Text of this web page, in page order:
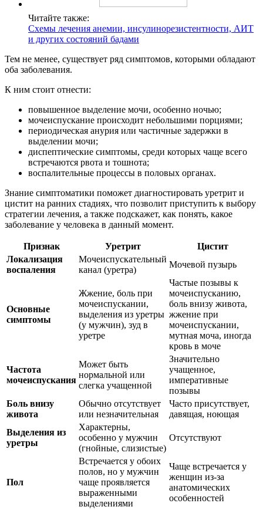
Читайте также:
Схемы лечения анемии, инсулинорезистентности, АИТ
и других состояний бадами
Тем не менее, существует ряд симптомов, которыми обладают
оба заболевания.
К ним стоит отнести:
повышенное выделение мочи, особенно ночью;
мочеиспускание происходит небольшими порциями;
периодическая анурия или частичные задержки в
выделении мочи;
диспептические симптомы, среди которых чаще всего
встречаются рвота и тошнота;
воспалительные процессы в половых органах.
Знание симптоматики поможет диагностировать уретрит и
цистит на ранних стадиях, что позволит приступить к выбору
стратегии лечения, а также подскажет, как понять, какое
заболевание у человека в данный момент.
Признак Уретрит
Цистит
Локализация
воспаления
Мочеиспускательный
канал (уретра)
Мочевой пузырь
Основные
симптомы
Жжение, боль при
мочеиспускании,
выделения из уретры
(у мужчин), зуд в
уретре
Частые позывы к
мочеиспусканию,
боль внизу живота,
жжение при
мочеиспускании,
мутная моча, иногда
кровь в моче
Частота
мочеиспускания
Может быть
нормальной или
слегка учащенной
Значительно
учащенное,
императивные
позывы
Боль внизу
живота
Обычно отсутствует
или незначительная
Часто присутствует,
давящая, ноющая
Выделения из
уретры
Характерны,
особенно у мужчин
(гнойные, слизистые)
Отсутствуют
Пол
Встречается у обоих
полов, но у мужчин
чаще проявляется
выраженными
выделениями
Чаще встречается у
женщин из-за
анатомических
особенностей